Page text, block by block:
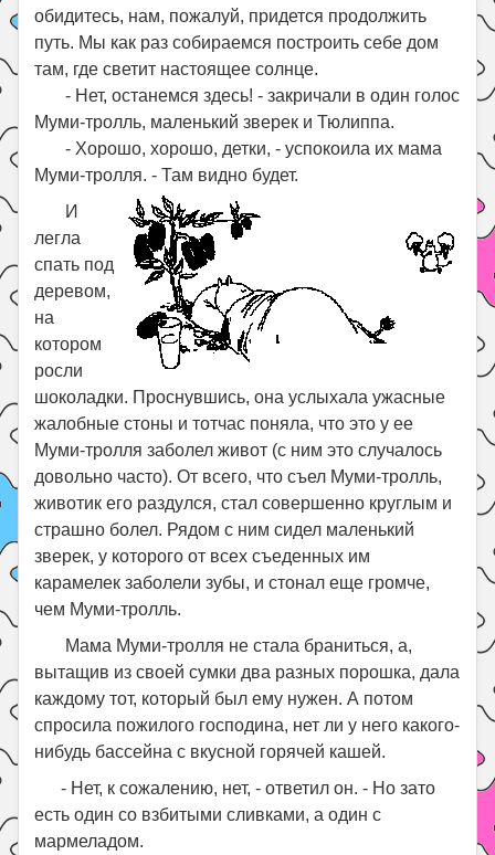
обидитесь, нам, пожалуй, придется продолжить
путь. Мы как раз собираемся построить себе дом
там, где светит настоящее солнце.
- Нет, останемся здесь! - закричали в один голос
Муми-тролль, маленький зверек и Тюлиппа.
- Хорошо, хорошо, детки, - успокоила их мама
Муми-тролля. - Там видно будет.
И
легла
спать под
деревом,
на
котором
росли
шоколадки. Проснувшись, она услыхала ужасные
жалобные стоны и тотчас поняла, что это у ее
Муми-тролля заболел живот (с ним это случалось
довольно часто). От всего, что съел Муми-тролль,
животик его раздулся, стал совершенно круглым и
страшно болел. Рядом с ним сидел маленький
зверек, у которого от всех съеденных им
карамелек заболели зубы, и стонал еще громче,
чем Муми-тролль.
Мама Муми-тролля не стала браниться, а,
вытащив из своей сумки два разных порошка, дала
каждому тот, который был ему нужен. А потом
спросила пожилого господина, нет ли у него какого-
нибудь бассейна с вкусной горячей кашей.
- Нет, к сожалению, нет, - ответил он. - Но зато
есть один со взбитыми сливками, а один с
мармеладом.